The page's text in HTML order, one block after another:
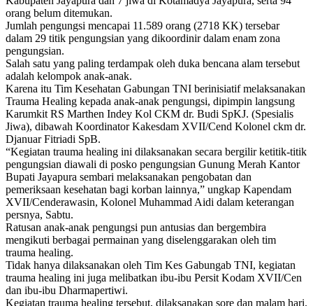
orang belum ditemukan.
Jumlah pengungsi mencapai 11.589 orang (2718 KK) tersebar
dalam 29 titik pengungsian yang dikoordinir dalam enam zona
pengungsian.
Salah satu yang paling terdampak oleh duka bencana alam tersebut
adalah kelompok anak-anak.
Karena itu Tim Kesehatan Gabungan TNI berinisiatif melaksanakan
Trauma Healing kepada anak-anak pengungsi, dipimpin langsung
Karumkit RS Marthen Indey Kol CKM dr. Budi SpKJ. (Spesialis
Jiwa), dibawah Koordinator Kakesdam XVII/Cend Kolonel ckm dr.
Djanuar Fitriadi SpB.
“Kegiatan trauma healing ini dilaksanakan secara bergilir ketitik-titik
pengungsian diawali di posko pengungsian Gunung Merah Kantor
Bupati Jayapura sembari melaksanakan pengobatan dan
pemeriksaan kesehatan bagi korban lainnya,” ungkap Kapendam
XVII/Cenderawasin, Kolonel Muhammad Aidi dalam keterangan
persnya, Sabtu.
Ratusan anak-anak pengungsi pun antusias dan bergembira
mengikuti berbagai permainan yang diselenggarakan oleh tim
trauma healing.
Tidak hanya dilaksanakan oleh Tim Kes Gabungab TNI, kegiatan
trauma healing ini juga melibatkan ibu-ibu Persit Kodam XVII/Cen
dan ibu-ibu Dharmapertiwi.
Kegiatan trauma healing tersebut, dilaksanakan sore dan malam hari.